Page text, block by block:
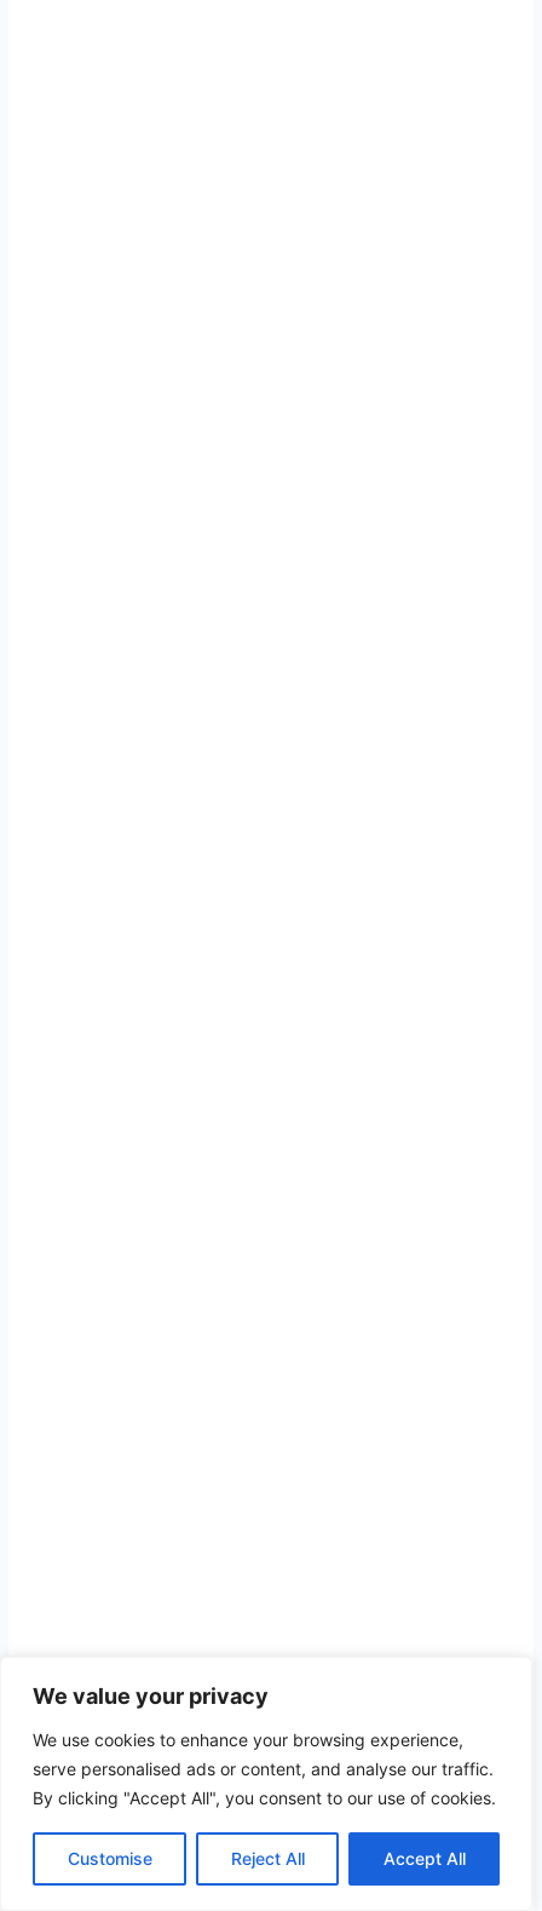
We value your privacy
We use cookies to enhance your browsing experience,
serve personalised ads or content, and analyse our traffic.
By clicking "Accept All", you consent to our use of cookies.
Customise Reject All Accept All
5. Barra de Aguas Infusionadas
(Adiós a las Bebidas Azucaradas)
Una mesa pequeña solo con grandes
jarras de vidrio llenas de agua con rodajas